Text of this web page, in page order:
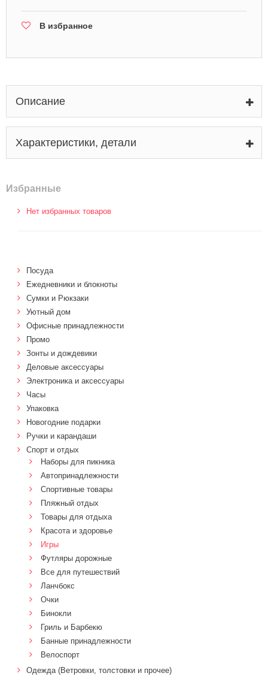
В избранное
Описание
Характеристики, детали
Избранные
Нет избранных товаров
Посуда
Ежедневники и блокноты
Сумки и Рюкзаки
Уютный дом
Офисные принадлежности
Промо
Зонты и дождевики
Деловые аксессуары
Электроника и аксессуары
Часы
Упаковка
Новогодние подарки
Ручки и карандаши
Спорт и отдых
Наборы для пикника
Автопринадлежности
Спортивные товары
Пляжный отдых
Товары для отдыха
Красота и здоровье
Игры
Футляры дорожные
Все для путешествий
Ланчбокс
Очки
Бинокли
Гриль и Барбекю
Банные принадлежности
Велоспорт
Одежда (Ветровки, толстовки и прочее)